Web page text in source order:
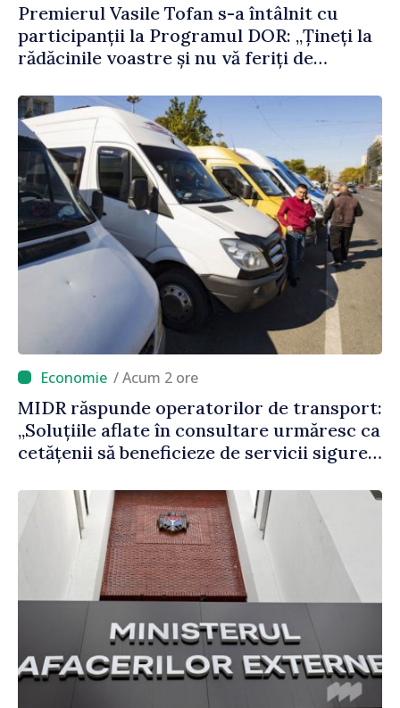
Premierul Vasile Tofan s-a întâlnit cu
participanții la Programul DOR: „Țineți la
rădăcinile voastre și nu vă feriți de
reuși”
/ Acum 2 ore
MIDR răspunde operatorilor de transport:
„Soluțiile aflate în consultare urmăresc ca
cetățenii să beneficieze de servicii sigure,